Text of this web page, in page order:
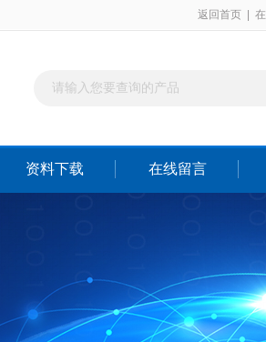
返回首页
资料下载 在线留言